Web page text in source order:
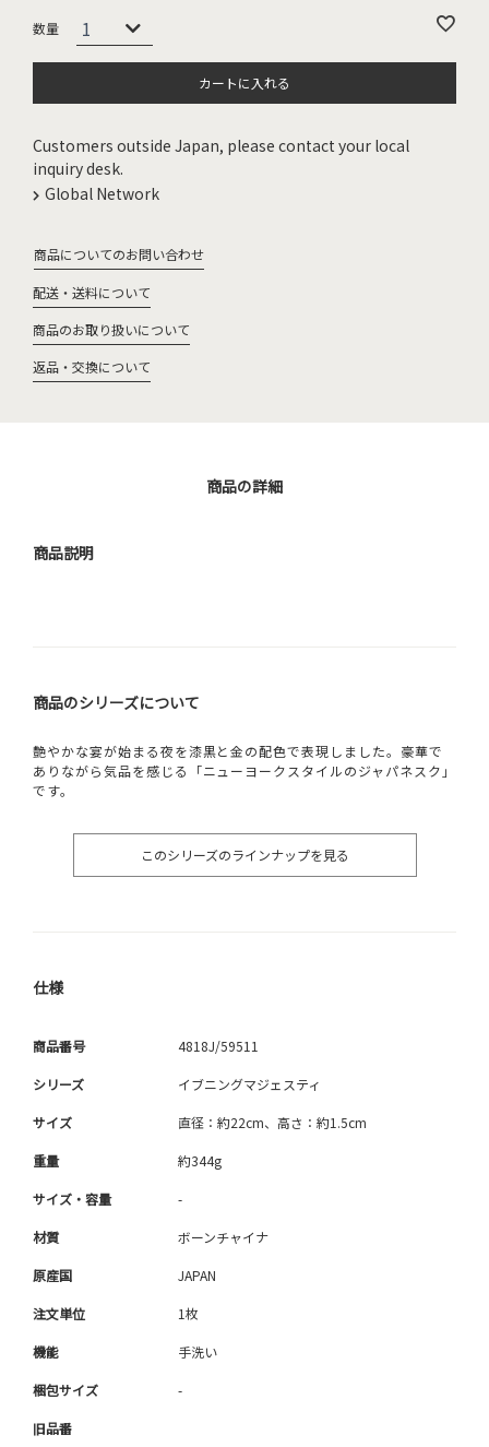
カートに入れる
Customers outside Japan, please contact your local
inquiry desk.
Global Network
商品についてのお問い合わせ
配送・送料について
商品のお取り扱いについて
返品・交換について
商品の詳細
商品説明
商品のシリーズについて
艶やかな宴が始まる夜を漆黒と金の配色で表現しました。豪華で
ありながら気品を感じる「ニューヨークスタイルのジャパネスク」
です。
このシリーズのラインナップを見る
仕様
商品番号 4818J/59511
シリーズ イブニングマジェスティ
サイズ 直径：約22cm、高さ：約1.5cm
重量 約344g
サイズ・容量 -
材質 ボーンチャイナ
原産国 JAPAN
注文単位 1枚
機能 手洗い
梱包サイズ -
旧品番